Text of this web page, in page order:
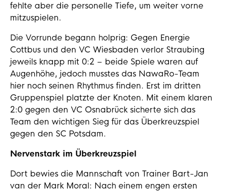
fehlte aber die personelle Tiefe, um weiter vorne
mitzuspielen.
Die Vorrunde begann holprig: Gegen Energie
Cottbus und den VC Wiesbaden verlor Straubing
jeweils knapp mit 0:2 – beide Spiele waren auf
Augenhöhe, jedoch musstes das NawaRo-Team
hier noch seinen Rhythmus finden. Erst im dritten
Gruppenspiel platzte der Knoten. Mit einem klaren
2:0 gegen den VC Osnabrück sicherte sich das
Team den wichtigen Sieg für das Überkreuzspiel
gegen den SC Potsdam.
Nervenstark im Überkreuzspiel
Dort bewies die Mannschaft von Trainer Bart-Jan
van der Mark Moral: Nach einem engen ersten